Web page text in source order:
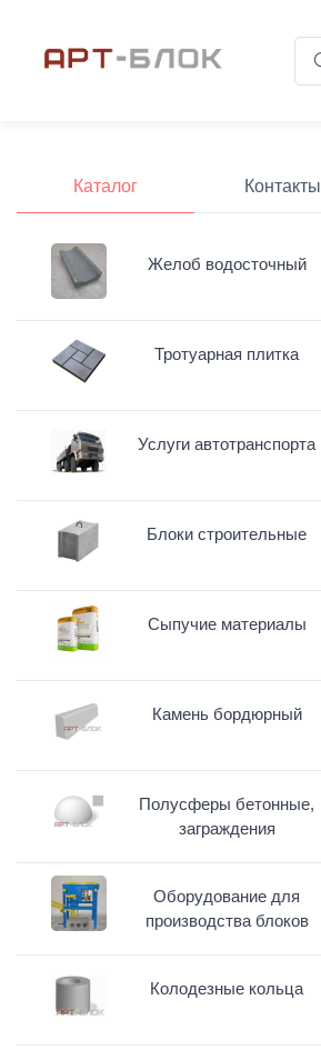
Каталог Контакты
Желоб водосточный
Тротуарная плитка
Услуги автотранспорта
Блоки строительные
Сыпучие материалы
Камень бордюрный
Полусферы бетонные,
заграждения
Оборудование для
производства блоков
Колодезные кольца